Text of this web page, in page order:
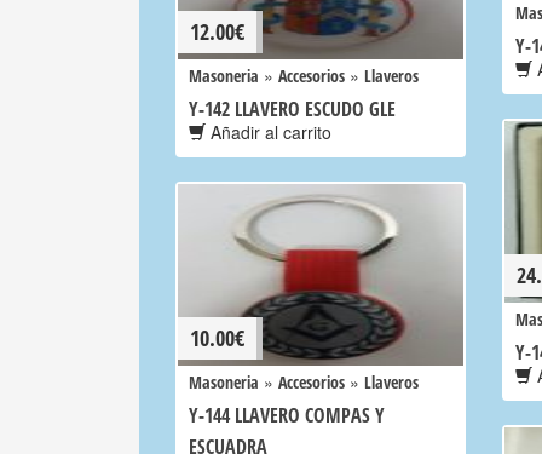
Y-
12.00€
Masoneria » Accesorios » Llaveros
Y-142 LLAVERO ESCUDO GLE
Añadir al carrito
Y-
10.00€
Masoneria » Accesorios » Llaveros
Y-144 LLAVERO COMPAS Y
ESCUADRA